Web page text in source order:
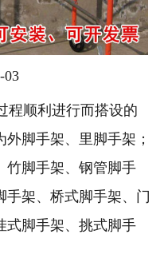
03
程顺利进行而搭设的
脚手架、里脚手架；
竹脚手架、钢管脚手
架、桥式脚手架、门
式脚手架、挑式脚手